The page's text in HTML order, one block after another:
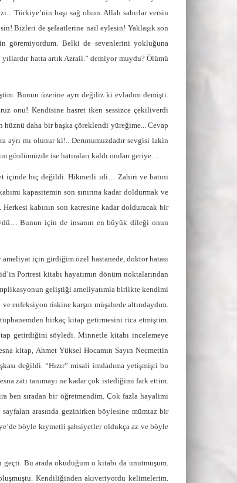
Türkiye’nin başı sağ olsun. Allah sabırlar versin
Bizleri de şefaatlerine nail eylesin! Yaklaşık son
göremiyordum. Belki de sevenlerini yokluğuna
hatta artık Azrail.” demiyor muydu? Ölümü
Bunun üzerine ayrı değiliz ki evladım demişti.
onu! Kendisine hasret iken sessizce çekiliverdi
daha bir başka çöreklendi yüreğime... Cevap
mı olunur ki!.. Derunumuzdadır sevgisi lakin
gönlümüzde ise hatıraları kaldı ondan geriye…
içinde hiç değildi. Hikmetli idi… Zahiri ve batıni
kapasitemin son sınırına kadar doldurmak ve
kabının son katresine kadar dolduracak bir
Bunun için de insanın en büyük dileği onun
ameliyat için girdiğim özel hastanede, doktor hatası
Portresi kitabı hayatımın dönüm noktalarından
geliştiği ameliyatımla birlikte kendimi
enfeksiyon riskine karşın müşahede altındaydım.
birkaç kitap getirmesini rica etmiştim.
getirdiğini söyledi. Minnetle kitabı incelemeye
kitap, Ahmet Yüksel Hocamın Sayın Necmettin
değildi. “Hızır” misali imdadıma yetişmişti bu
zatı tanımayı ne kadar çok istediğimi fark ettim.
ben sıradan bir öğretmendim. Çok fazla hayalimi
arasında gezinirken böylesine mümtaz bir
böyle kıymetli şahsiyetler oldukça az ve böyle
Bu arada okuduğum o kitabı da unutmuşum.
Kendiliğinden akıveriyordu kelimelerim.